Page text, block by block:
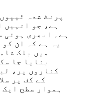
پرنٹ شدہ
ہے، جو انہیں
ہے۔ ابھری ہوئی
یہ ہے کہ ان
میں بلک
بنایا جا
کناروں پر،
کے کف پر
ہموار سطح